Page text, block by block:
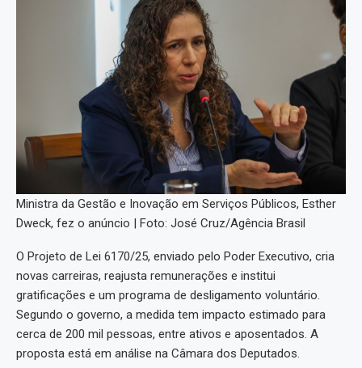
Ministra da Gestão e Inovação em Serviços Públicos, Esther
Dweck, fez o anúncio | Foto: José Cruz/Agência Brasil
O Projeto de Lei 6170/25, enviado pelo Poder Executivo, cria
novas carreiras, reajusta remunerações e institui
gratificações e um programa de desligamento voluntário.
Segundo o governo, a medida tem impacto estimado para
cerca de 200 mil pessoas, entre ativos e aposentados. A
proposta está em análise na Câmara dos Deputados.